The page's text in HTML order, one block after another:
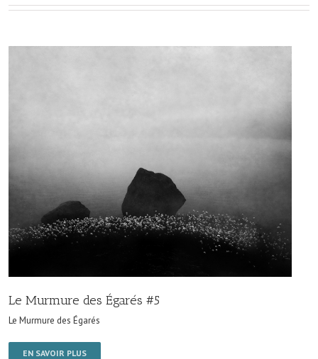
Le Murmure des Égarés #5
Le Murmure des Égarés
EN SAVOIR PLUS